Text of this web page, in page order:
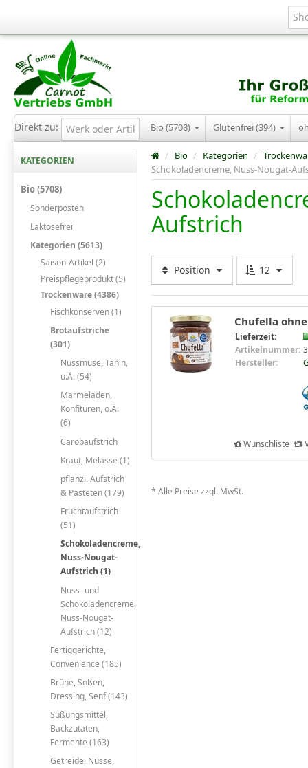
Direkt zu: Bio (5708) Glutenfrei (394)
KATEGORIEN
Bio (5708)
Sonderposten
Laktosefrei
Kategorien (5613)
Saison-Artikel (2)
Preispflegeprodukt (5)
Trockenware (4386)
Fischkonserven (1)
Brotaufstriche
(301)
Nussmuse, Tahin,
u.Ä. (54)
Marmeladen,
Konfitüren, o.Ä.
(6)
Carobaufstrich
Kraut, Melasse (1)
pflanzl. Aufstrich
& Pasteten (179)
Fruchtaufstrich
(51)
Schokoladencreme,
Nuss-Nougat-
Aufstrich (1)
Nuss- und
Schokoladencreme,
Nuss-Nougat-
Aufstrich (12)
Fertiggerichte,
Convenience (185)
Brühe, Soßen,
Dressing, Senf (143)
Süßungsmittel,
Backzutaten,
Fermente (163)
Getreide, Nüsse,
/ Bio / Kategorien /
Schokoladencreme, Nuss-Nougat-
Aufstrich
Position 12
Chufella
Lieferzeit:
Artikelnummer:
Hersteller:
Wunschliste
* Alle Preise zzgl. MwSt.